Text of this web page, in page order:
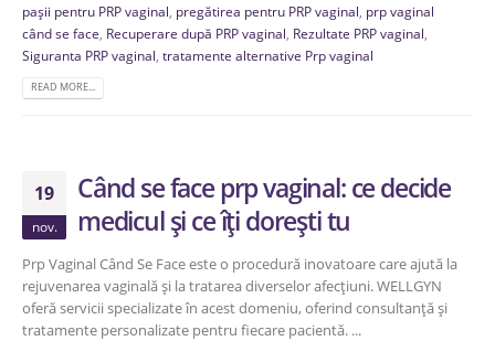
pașii pentru PRP vaginal, pregătirea pentru PRP vaginal, prp vaginal
când se face, Recuperare după PRP vaginal, Rezultate PRP vaginal,
Siguranta PRP vaginal, tratamente alternative Prp vaginal
READ MORE...
19
nov.
Când se face prp vaginal: ce decide
medicul și ce îți dorești tu
Prp Vaginal Când Se Face este o procedură inovatoare care ajută la
rejuvenarea vaginală și la tratarea diverselor afecțiuni. WELLGYN
oferă servicii specializate în acest domeniu, oferind consultanță și
tratamente personalizate pentru fiecare pacientă. ...